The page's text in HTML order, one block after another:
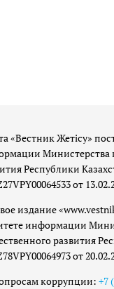
«Вестник Жетісу»
Министерства
Республики
от
издание
информации
развития
от
коррупции: +7